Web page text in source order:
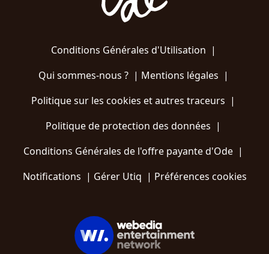
Conditions Générales d'Utilisation |
Qui sommes-nous ?| Mentions légales |
Politique sur les cookies et autres traceurs |
Politique de protection des données |
Conditions Générales de l'offre payante d'Ode |
Notifications | Gérer Utiq | Préférences cookies